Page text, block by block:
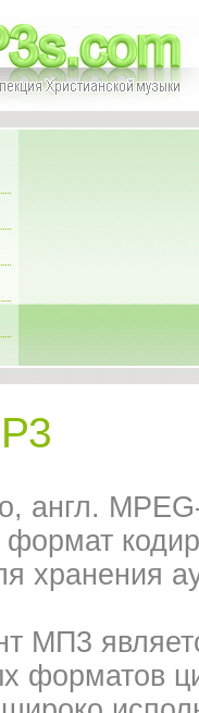
англ.
формат
хранения
МП3
форматов